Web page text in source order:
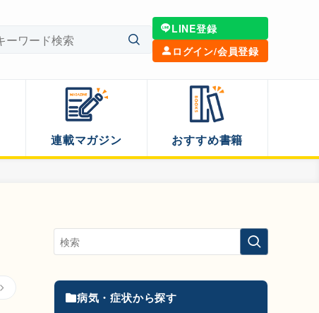
LINE登録
ログイン/会員登録
連載マガジン おすすめ書籍
病気・症状から探す